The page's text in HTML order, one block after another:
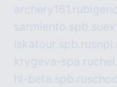
archery161.ru
sarmiento.spb.su
iskatour.spb.ru
krygeva-spa.ru
hl-beta.spb.ru